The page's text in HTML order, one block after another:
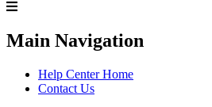
Main Navigation
Help Center Home
Contact Us